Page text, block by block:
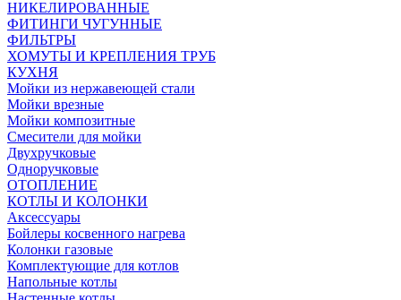
НИКЕЛИРОВАННЫЕ
ФИТИНГИ ЧУГУННЫЕ
ФИЛЬТРЫ
ХОМУТЫ И КРЕПЛЕНИЯ ТРУБ
КУХНЯ
Мойки из нержавеющей стали
Мойки врезные
Мойки композитные
Смесители для мойки
Двухручковые
Одноручковые
ОТОПЛЕНИЕ
КОТЛЫ И КОЛОНКИ
Аксессуары
Бойлеры косвенного нагрева
Колонки газовые
Комплектующие для котлов
Напольные котлы